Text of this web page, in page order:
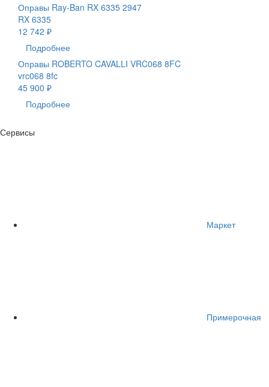
Оправы Ray-Ban RX 6335 2947
RX 6335
12 742 ₽
Подробнее
Оправы ROBERTO CAVALLI VRC068 8FC
vrc068 8fc
45 900 ₽
Подробнее
Сервисы
Маркет
Примерочная